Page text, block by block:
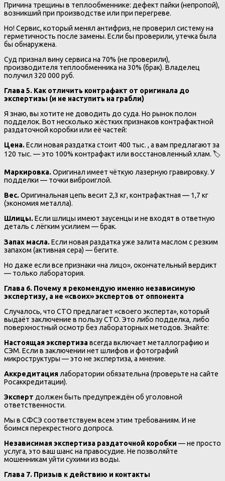
Причина трещины в теплообменнике: дефект пайки (непропой),
возникший при производстве или при перегреве.
Но! Сервис, который менял антифриз, не проверил систему на
герметичность после замены. Если бы проверили, утечка была
бы обнаружена.
Суд признал вину сервиса на 70% (не проверили),
производителя теплообменника на 30% (брак). Владелец
получил 320 000 руб.
Глава 5. Как отличить контрафакт от оригинала до
экспертизы (и не наступить на грабли)
Я знаю, вы хотите не доводить до суда. Но рынок полон
подделок. Вот несколько жёстких признаков контрафактной
раздаточной коробки или её частей:
Цена.Если новая раздатка стоит 400 тыс. , а вам предлагают за
120 тыс. — это 100% контрафакт или восстановленный хлам. 🏷️
Маркировка.Оригинал имеет чёткую лазерную гравировку. У
подделки — точки виброиглой.
Вес.Оригинальная цепь весит 2,3 кг, контрафактная — 1,7 кг
(экономия металла).
Шлицы.Если шлицы имеют заусенцы и не входят в ответную
деталь с лёгким усилием — брак.
Запах масла.Если новая раздатка уже залита маслом с резким
запахом (активная сера) — бегите.
Но даже если все признаки «на лицо», окончательный вердикт
— только лаборатория.
Глава 6. Почему я рекомендую именно независимую
экспертизу, а не «своих» экспертов от оппонента
Случалось, что СТО предлагает «своего эксперта», который
выдаёт заключение в пользу СТО. Это либо подделка, либо
поверхностный осмотр без лабораторных методов. Знайте:
Настоящая экспертизавсегда включает металлографию и
СЭМ. Если в заключении нет шлифов и фотографий
микроструктуры — это не экспертиза, а мнение.
Аккредитация лаборатории обязательна (проверьте на сайте
Росаккредитации).
Эксперт должен быть предупреждён об уголовной
ответственности.
Мы в СФСЭ соответствуем всем этим требованиям. И не
боимся перекрестного допроса.
Независимая экспертиза раздаточной коробки — не просто
услуга, это ваш шанс на правосудие. Не позволяйте
мошенникам уйти сухими из воды.
Глава 7. Призыв к действию и контакты